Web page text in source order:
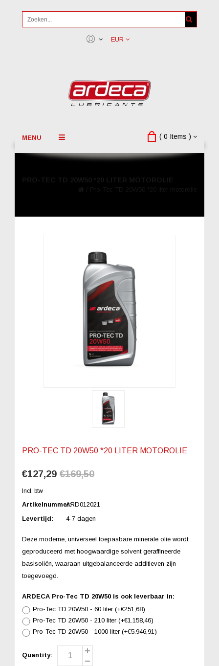
EUR
MENU ( 0 Items )
PRO-TEC TD 20W50 *20 LITER MOTOROLIE
€127,29 €169,50
Incl. btw
Artikelnummer:ARD012021
Levertijd:
4-7 dagen
Deze moderne, universeel toepasbare minerale olie wordt
geproduceerd met hoogwaardige solvent geraffineerde
basisoliën, waaraan uitgebalanceerde additieven zijn
toegevoegd.
ARDECA Pro-Tec TD 20W50 is ook leverbaar in:
Pro-Tec TD 20W50 - 60 liter (+€251,68)
Pro-Tec TD 20W50 - 210 liter (+€1.158,46)
Pro-Tec TD 20W50 - 1000 liter (+€5.946,91)
Quantity: